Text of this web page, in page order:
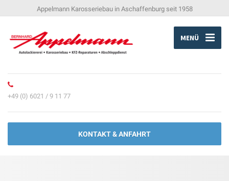
Appelmann Karosseriebau in Aschaffenburg seit 1958
MENÜ
+49 (0) 6021 / 9 11 77
KONTAKT & ANFAHRT